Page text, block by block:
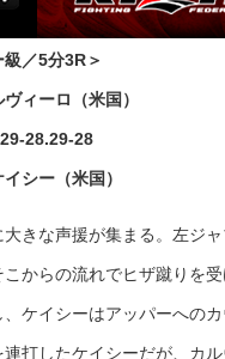
／5分3R＞
ィーロ（米国）
28.29-28
シー（米国）
きな声援が集まる。左ジ
こからの流れでヒザ蹴りを
ケイシーはアッパーへの
打したケイシーだが、カ